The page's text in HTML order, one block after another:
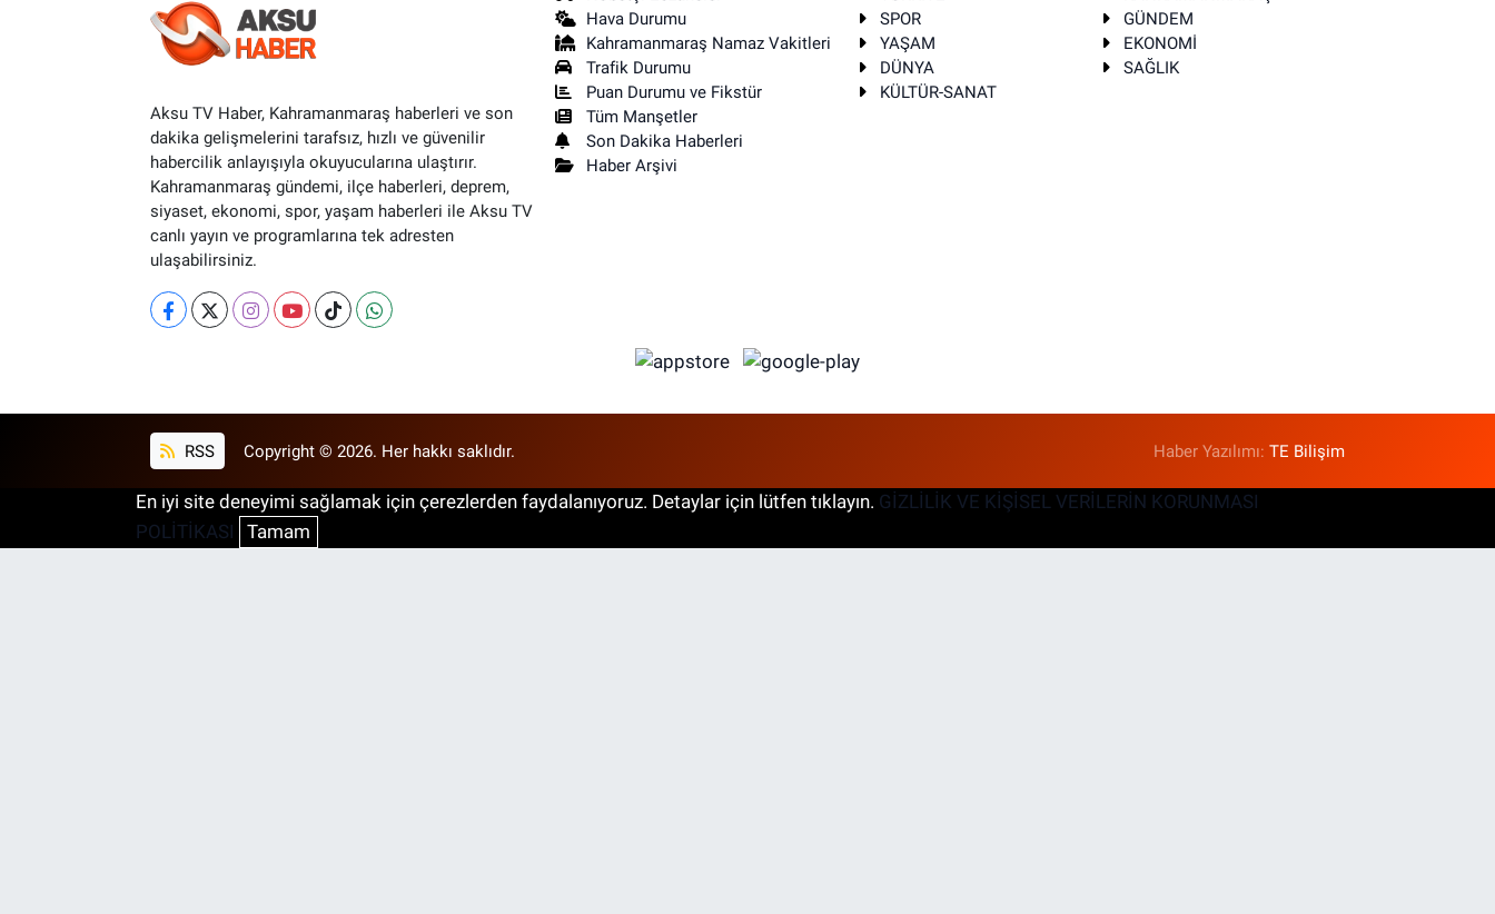
Aksu TV Haber, Kahramanmaraş haberleri ve son
dakika gelişmelerini tarafsız, hızlı ve güvenilir
habercilik anlayışıyla okuyucularına ulaştırır.
Kahramanmaraş gündemi, ilçe haberleri, deprem,
siyaset, ekonomi, spor, yaşam haberleri ile Aksu TV
canlı yayın ve programlarına tek adresten
ulaşabilirsiniz.
Hava Durumu
Kahramanmaraş Namaz Vakitleri
Trafik Durumu
Puan Durumu ve Fikstür
Tüm Manşetler
Son Dakika Haberleri
Haber Arşivi
SPOR
GÜNDEM
YAŞAM
EKONOMİ
DÜNYA
SAĞLIK
KÜLTÜR-SANAT
RSS Copyright © 2026. Her hakkı saklıdır. Haber Yazılımı:TE Bilişim
En iyi site deneyimi sağlamak için çerezlerden faydalanıyoruz. Detaylar için lütfen tıklayın. GİZLİLİK VE KİŞİSEL VERİLERİN KORUNMASI
POLİTİKASI
Tamam